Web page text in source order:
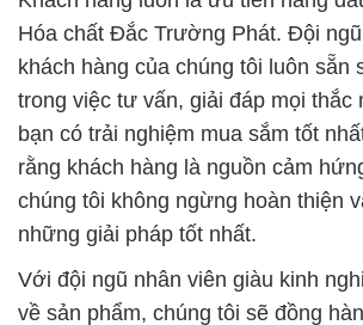
rằng khách hàng là nguồn cảm
chúng tôi không ngừng hoàn thiện
những giải pháp tốt nhất.
Với đội ngũ nhân viên giàu kinh
về sản phẩm, chúng tôi sẽ đồng
khâu tư vấn đến giao hàng, đảm
nhận được sản phẩm chất lượng
tâm, đáng tin cậy.
Chọn Công ty Hóa chất Đắc